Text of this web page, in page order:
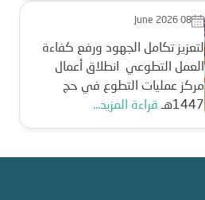
June 2026 08
لتعزيز تكامل الجهود ورفع كفاءة
العمل التطوعي انطلاق أعمال
مركز عمليات التطوع في حج
1447هـ
قراءة المزيد...